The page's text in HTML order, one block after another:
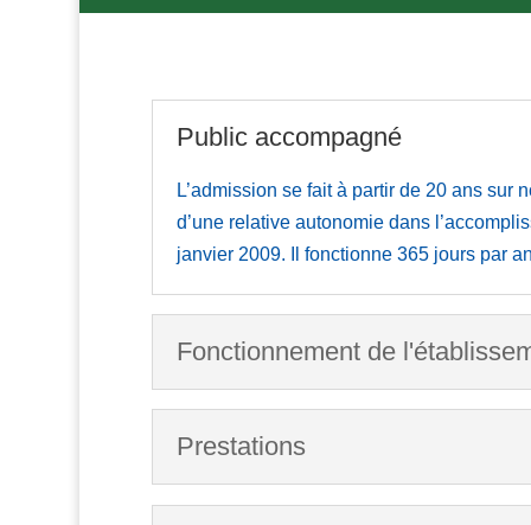
Public accompagné
L’admission se fait à partir de 20 ans
d’une relative autonomie dans
janvier 2009. Il fonctionne 365 jours par
Fonctionnement de
Prestations